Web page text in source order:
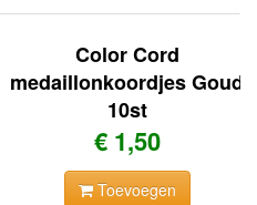
Color Cord
medaillonkoordjes Goud
10st
€ 1,50
Toevoegen